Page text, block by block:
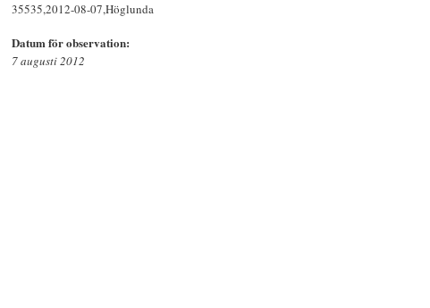
35535,2012-08-07,Höglunda
Datum för observation:
7 augusti 2012